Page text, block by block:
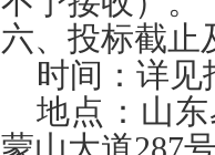
六、投标截止
时间：详见
地点：山